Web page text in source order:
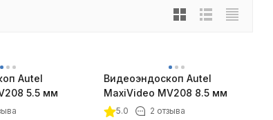
Autel
5.5 мм
Видеоэндоскоп Autel
MaxiVideo MV208 8.5 мм
5.0 2 отзыва